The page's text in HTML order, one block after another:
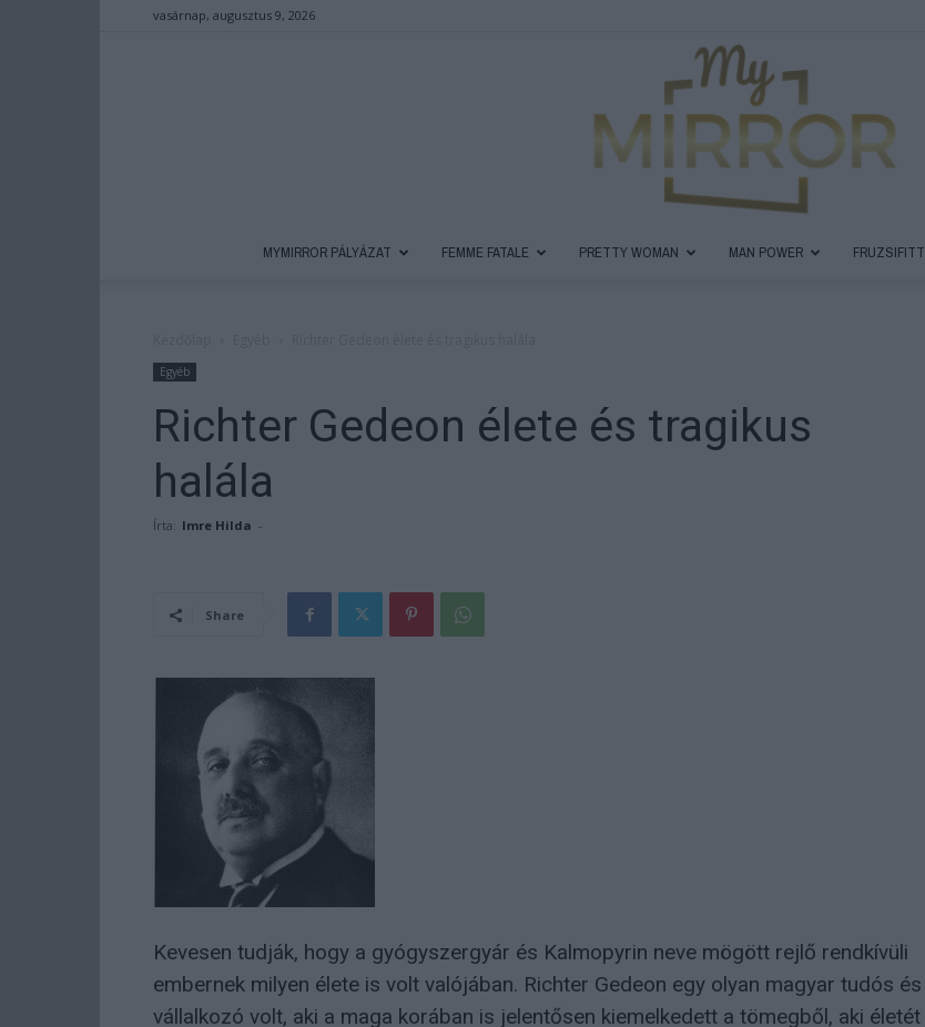
vasárnap, augusztus 9, 2026
Magazin
MYMIRROR PÁLYÁZAT FEMME FATALE PRETTY WOMAN MAN POWER FRUZSIFITT
Egyéb
Richter Gedeon élete és tragikus
halála
Írta: Imre Hilda -
Share
Kevesen tudják, hogy a gyógyszergyár és Kalmopyrin neve mögött rejlő rendkívüli
embernek milyen élete is volt valójában. Richter Gedeon egy olyan magyar tudós és
vállalkozó volt, aki a maga korában is jelentősen kiemelkedett a tömegből, aki életét